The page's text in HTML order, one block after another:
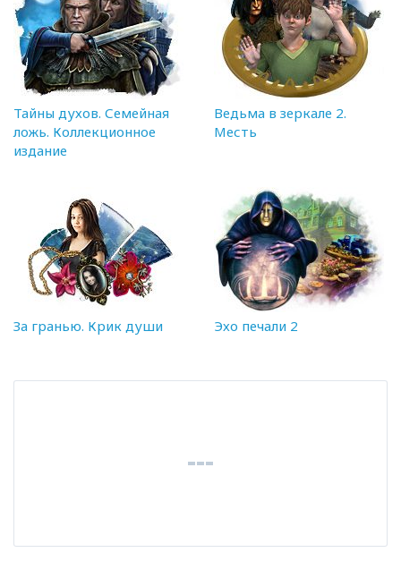
Тайны духов. Семейная
ложь. Коллекционное
издание
Ведьма в зеркале 2.
Месть
За гранью. Крик души Эхо печали 2